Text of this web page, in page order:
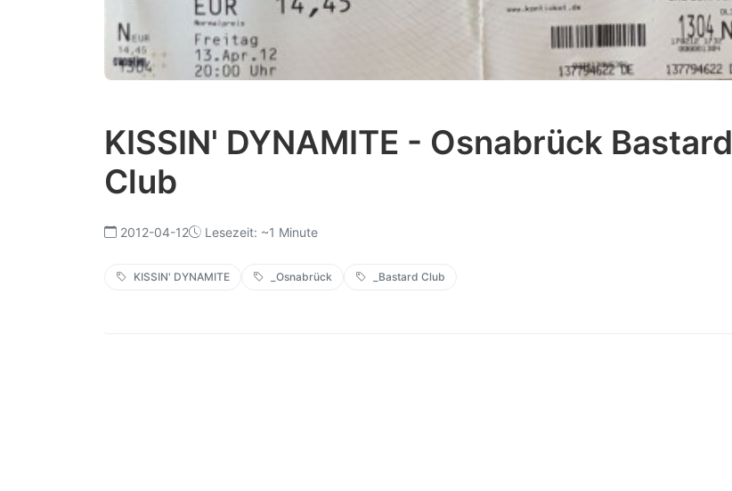
KISSIN' DYNAMITE - Osnabrück Bastard
Club
2012-04-12 Lesezeit: ~1 Minute
KISSIN' DYNAMITE _Osnabrück _Bastard Club